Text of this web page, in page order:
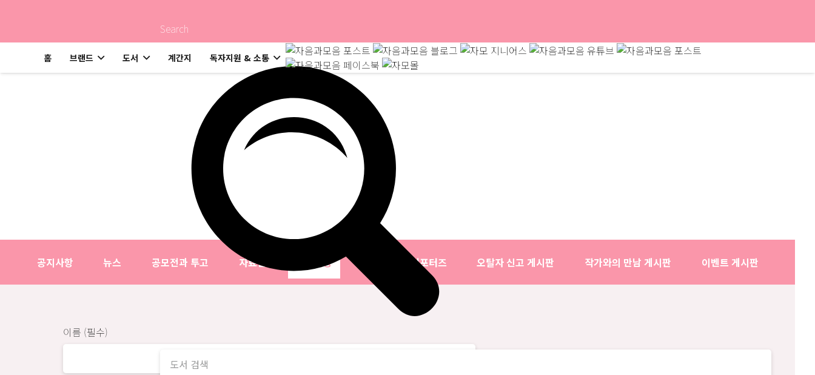
Search
홈 브랜드 도서 계간지 독자지원 & 소통
공지사항 뉴스 공모전과 투고 자료실 문의사항 자음과모음 서포터즈 오탈자 신고 게시판 작가와의 만남 게시판 이벤트 게시판
이름 (필수)